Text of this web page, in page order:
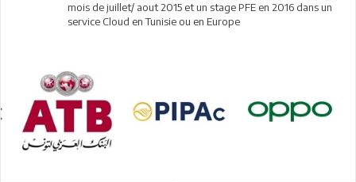
mois de juillet/ aout 2015 et un stage PFE en 2016 dans un
service Cloud en Tunisie ou en Europe